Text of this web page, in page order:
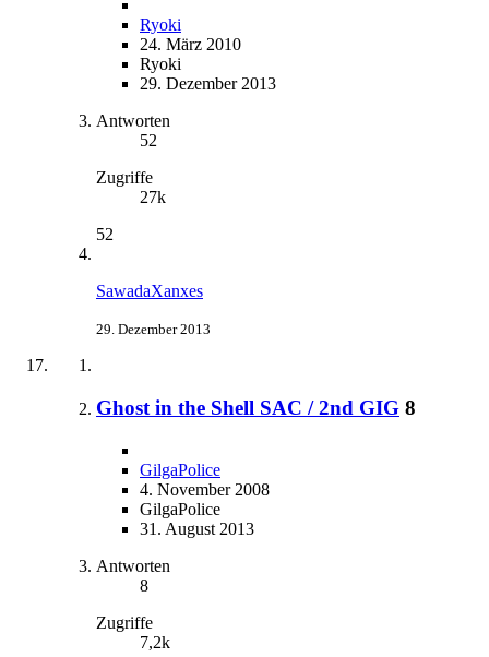
Ryoki
24. März 2010
Ryoki
29. Dezember 2013
Antworten
52
Zugriffe
27k
52
SawadaXanxes
29. Dezember 2013
Ghost in the Shell SAC / 2nd GIG 8
GilgaPolice
4. November 2008
GilgaPolice
31. August 2013
Antworten
8
Zugriffe
7,2k